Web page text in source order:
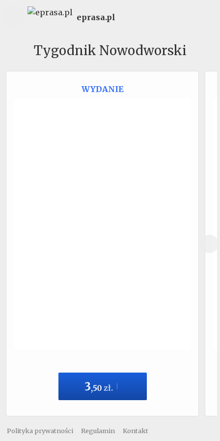
eprasa.pl
Tygodnik Nowodworski
WYDANIE
3,50 zł.
Polityka prywatności Regulamin Kontakt